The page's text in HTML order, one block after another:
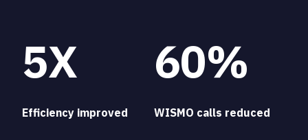
5X
Efficiency improved
60%
WISMO calls reduced